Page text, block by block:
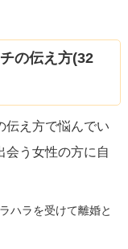
の伝え方(32
伝え方で悩んでい
会う女性の方に自
ハラを受けて離婚と